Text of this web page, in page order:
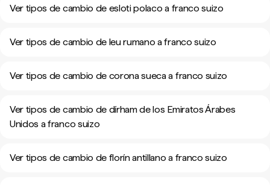
Ver tipos de cambio de esloti polaco a franco suizo
Ver tipos de cambio de leu rumano a franco suizo
Ver tipos de cambio de corona sueca a franco suizo
Ver tipos de cambio de dírham de los Emiratos Árabes
Unidos a franco suizo
Ver tipos de cambio de florín antillano a franco suizo